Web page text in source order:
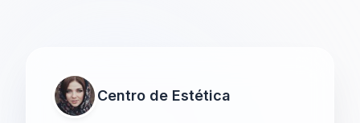
Centro de Estética